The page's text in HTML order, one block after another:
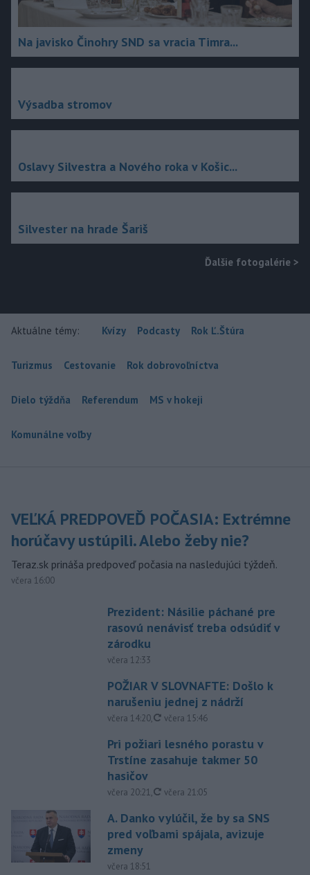
Na javisko Činohry SND sa vracia Timra...
Výsadba stromov
Oslavy Silvestra a Nového roka v Košic...
Silvester na hrade Šariš
Ďalšie fotogalérie >
Aktuálne témy: Kvízy Podcasty Rok Ľ.Štúra
Turizmus Cestovanie Rok dobrovoľníctva
Dielo týždňa Referendum MS v hokeji
Komunálne voľby
VEĽKÁ PREDPOVEĎ POČASIA: Extrémne
horúčavy ustúpili. Alebo žeby nie?
Teraz.sk prináša predpoveď počasia na nasledujúci týždeň.
včera 16:00
Prezident: Násilie páchané pre
rasovú nenávisť treba odsúdiť v
zárodku
včera 12:33
POŽIAR V SLOVNAFTE: Došlo k
narušeniu jednej z nádrží
včera 14:20, aktualizované
včera 15:46
Pri požiari lesného porastu v
Trstíne zasahuje takmer 50
hasičov
včera 20:21, aktualizované
včera 21:05
A. Danko vylúčil, že by sa SNS
pred voľbami spájala, avizuje
zmeny
včera 18:51